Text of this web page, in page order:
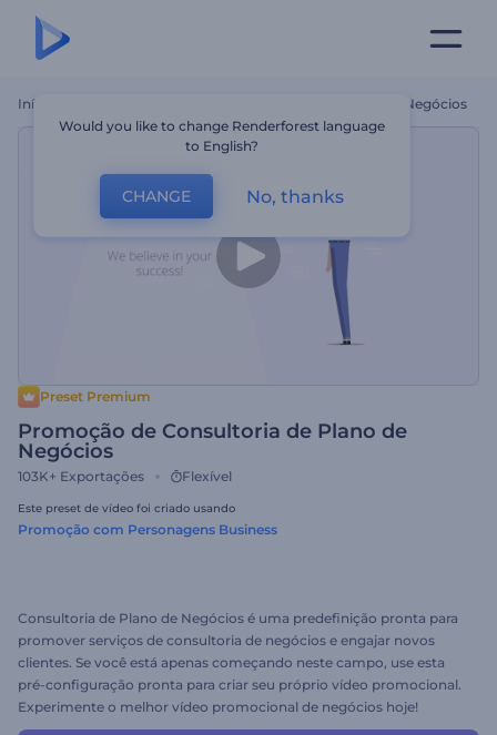
Início Promoção De Consultoria De Plano De Negócios
Preset Premium
Promoção de Consultoria de Plano de
Negócios
103K+ Exportações Flexível
Este preset de vídeo foi criado usando
Promoção com Personagens Business
Consultoria de Plano de Negócios é uma predefinição pronta para
promover serviços de consultoria de negócios e engajar novos
clientes. Se você está apenas começando neste campo, use esta
pré-configuração pronta para criar seu próprio vídeo promocional.
Experimente o melhor vídeo promocional de negócios hoje!
Would you like to change Renderforest language
to English?
CHANGE No, thanks